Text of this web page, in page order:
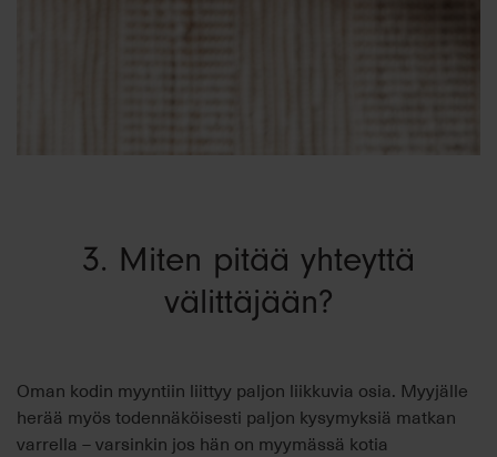
3. Miten pitää yhteyttä
välittäjään?
Oman kodin myyntiin liittyy paljon liikkuvia osia. Myyjälle
herää myös todennäköisesti paljon kysymyksiä matkan
varrella – varsinkin jos hän on myymässä kotia